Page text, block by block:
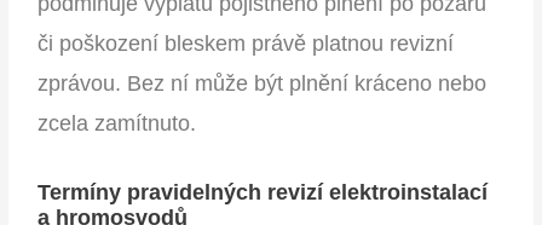
či poškození bleskem právě platnou revizní
zprávou. Bez ní může být plnění kráceno nebo
zcela zamítnuto.
Termíny pravidelných revizí elektroinstalací
a hromosvodů